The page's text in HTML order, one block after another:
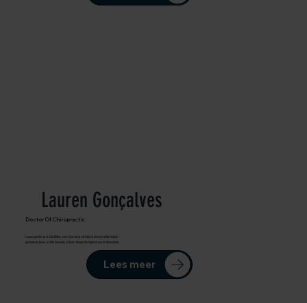
Lauren Gonçalves
Doctor Of Chiropractic
Lauren groeide op in Zuid-Afrika, waar zij al vroeg wist dat zij mensen wilde helpen
gezonder te leven. In 2016 behaalde zij haar chiropractie-diploma aan de Universiteit...
Lees meer